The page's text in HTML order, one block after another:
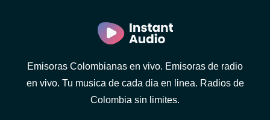
Emisoras Colombianas en vivo. Emisoras de radio
en vivo. Tu musica de cada dia en linea. Radios de
Colombia sin limites.